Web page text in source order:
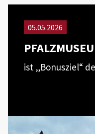
05.05.2026
ist „Bonusziel“